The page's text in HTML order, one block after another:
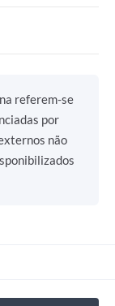
referem-se
por
não